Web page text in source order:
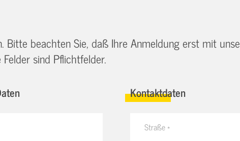
Bitte beachten Sie, daß Ihre Anmeldung erst mit
sind Pflichtfelder.
Kontaktdaten